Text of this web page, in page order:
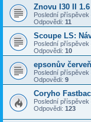
Znovu I30 II 1.6
Poslední příspěvek
Odpovědi: 11
Scoupe LS:
Poslední příspěvek
Odpovědi: 10
epsonův
Poslední příspěvek
Odpovědi: 9
Coryho
Poslední příspěvek
Odpovědi: 123